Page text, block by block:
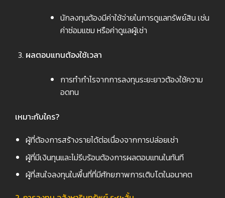
นักลงทุนต้องมีค่าใช้จ่ายในการดูแลทรัพย์สิน เช่น
ค่าซ่อมแซม หรือค่าดูแลผู้เช่า
ผลตอบแทนต้องใช้เวลา
การทำกำไรจากการลงทุนระยะยาวต้องใช้ความ
อดทน
เหมาะกับใคร?
ผู้ที่ต้องการสร้างรายได้ต่อเนื่องจากการปล่อยเช่า
ผู้ที่มีเงินทุนและไม่รีบร้อนต้องการผลตอบแทนในทันที
ผู้ที่สนใจลงทุนในพื้นที่ที่มีศักยภาพการเติบโตในอนาคต